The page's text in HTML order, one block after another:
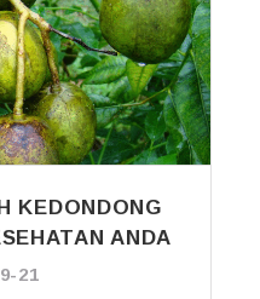
KEDONDONG
ANDA
21